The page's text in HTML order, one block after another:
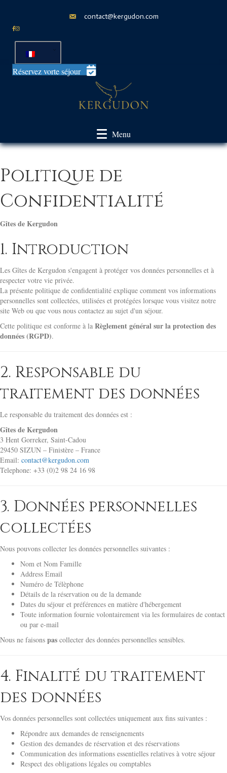
contact@kergudon.com
Réservez vorte séjour
Menu
Politique de
Confidentialité
Gîtes de Kergudon
1. Introduction
Les Gîtes de Kergudon s'engagent à protéger vos données personnelles et à
respecter votre vie privée.
La présente politique de confidentialité explique comment vos informations
personnelles sont collectées, utilisées et protégées lorsque vous visitez notre
site Web ou que vous nous contactez au sujet d'un séjour.
Cette politique est conforme à la Règlement général sur la protection des
données (RGPD).
2. Responsable du
traitement des données
Le responsable du traitement des données est :
Gîtes de Kergudon
3 Hent Gorreker, Saint-Cadou
29450 SIZUN – Finistère – France
Email: contact@kergudon.com
Telephone: +33 (0)2 98 24 16 98
3. Données personnelles
collectées
Nous pouvons collecter les données personnelles suivantes :
Nom et Nom Famille
Address Email
Numéro de Télèphone
Détails de la réservation ou de la demande
Dates du séjour et préférences en matière d'hébergement
Toute information fournie volontairement via les formulaires de contact
ou par e-mail
Nous ne faisons pas collecter des données personnelles sensibles.
4. Finalité du traitement
des données
Vos données personnelles sont collectées uniquement aux fins suivantes :
Répondre aux demandes de renseignements
Gestion des demandes de réservation et des réservations
Communication des informations essentielles relatives à votre séjour
Respect des obligations légales ou comptables